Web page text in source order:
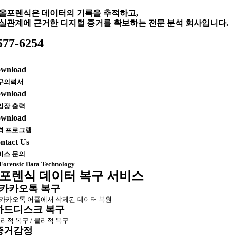
포렌식은 데이터의 기록을 추적하고,
관계에 근거한 디지털 증거를 확보하는 전문 분석 회사입니다.
6254
의뢰서
장 출력
프로그램
Us
스 문의
Data Technology
렌식 데이터 복구 서비스
카오톡 복구
카오톡 어플에서 삭제된 데이터 복원
드디스크 복구
적 복구 / 물리적 복구
거감정